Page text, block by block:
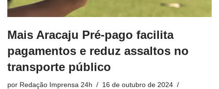
Mais Aracaju Pré-pago facilita
pagamentos e reduz assaltos no
transporte público
por Redação Imprensa 24h
16 de outubro de 2024